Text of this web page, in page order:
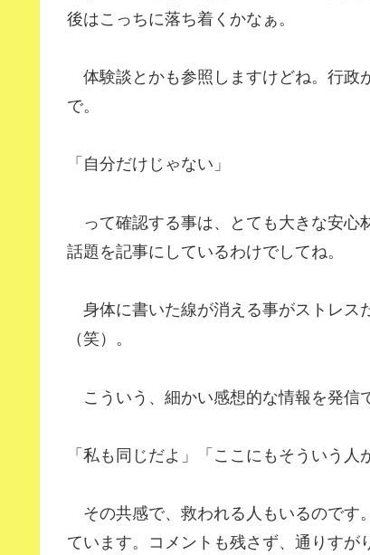
後はこっちに落ち着くかなぁ。
体験談とかも参照しますけどね。行政
で。
「自分だけじゃない」
って確認する事は、とても大きな安心
話題を記事にしているわけでしてね。
身体に書いた線が消える事がストレス
（笑）。
こういう、細かい感想的な情報を発信
「私も同じだよ」「ここにもそういう人
その共感で、救われる人もいるのです
ています。コメントも残さず、通りす